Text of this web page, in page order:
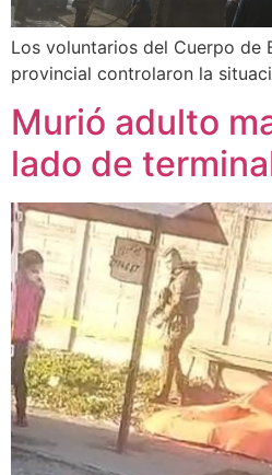
Los voluntarios del Cuerpo de
provincial controlaron la
Murió adulto
lado de